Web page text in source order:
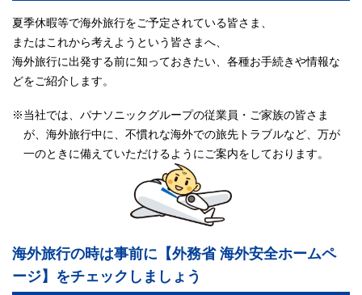
夏季休暇等で海外旅行をご予定されている皆さま、
またはこれから考えようという皆さまへ、
海外旅行に出発する前に知っておきたい、各種お手続きや情報な
どをご紹介します。
※当社では、パナソニックグループの従業員・ご家族の皆さま
が、海外旅行中に、不慣れな海外での旅先トラブルなど、万が
一のときに備えていただけるようにご案内をしております。
海外旅行の時は事前に【外務省 海外安全ホームペ
ージ】をチェックしましょう